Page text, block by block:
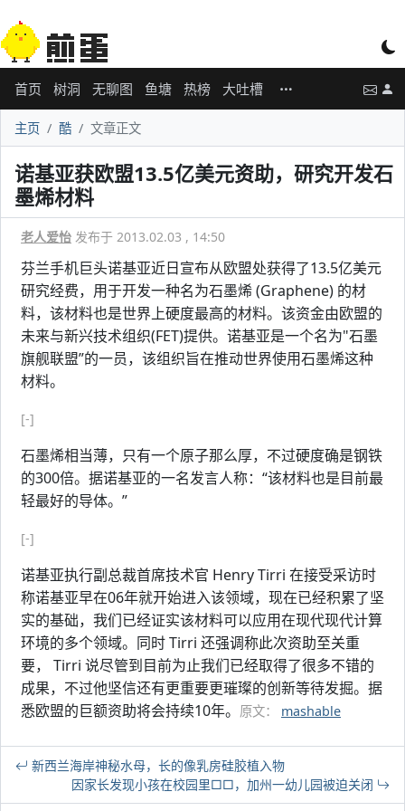
首页 树洞 无聊图 鱼塘 热榜 大吐槽
主页 酷 文章正文
诺基亚获欧盟13.5亿美元资助，研究开发石
墨烯材料
老人爱怡 发布于 2013.02.03 , 14:50
芬兰手机巨头诺基亚近日宣布从欧盟处获得了13.5亿美元
研究经费，用于开发一种名为石墨烯 (Graphene) 的材
料，该材料也是世界上硬度最高的材料。该资金由欧盟的
未来与新兴技术组织(FET)提供。诺基亚是一个名为"石墨
旗舰联盟”的一员，该组织旨在推动世界使用石墨烯这种
材料。
[-]
石墨烯相当薄，只有一个原子那么厚，不过硬度确是钢铁
的300倍。据诺基亚的一名发言人称：“该材料也是目前最
轻最好的导体。”
[-]
诺基亚执行副总裁首席技术官 Henry Tirri 在接受采访时
称诺基亚早在06年就开始进入该领域，现在已经积累了坚
实的基础，我们已经证实该材料可以应用在现代现代计算
环境的多个领域。同时 Tirri 还强调称此次资助至关重
要， Tirri 说尽管到目前为止我们已经取得了很多不错的
成果，不过他坚信还有更重要更璀璨的创新等待发掘。据
悉欧盟的巨额资助将会持续10年。 原文： mashable
新西兰海岸神秘水母，长的像乳房硅胶植入物
因家长发现小孩在校园里□□，加州一幼儿园被迫关闭